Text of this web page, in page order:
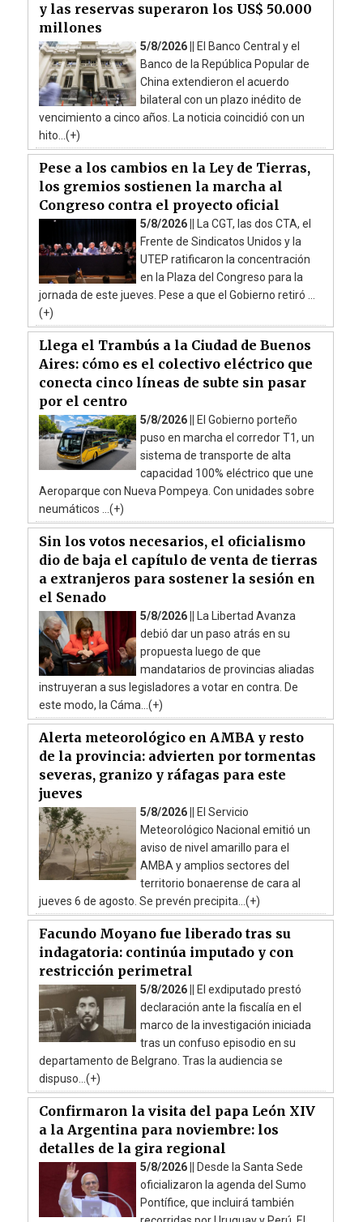
y las reservas superaron los US$ 50.000
millones
5/8/2026 ||
El Banco Central y el
Banco de la República Popular de
China extendieron el acuerdo
bilateral con un plazo inédito de
vencimiento a cinco años. La noticia coincidió con un
hito...(+)
Pese a los cambios en la Ley de Tierras,
los gremios sostienen la marcha al
Congreso contra el proyecto oficial
5/8/2026 ||
La CGT, las dos CTA, el
Frente de Sindicatos Unidos y la
UTEP ratificaron la concentración
en la Plaza del Congreso para la
jornada de este jueves. Pese a que el Gobierno retiró ...
(+)
Llega el Trambús a la Ciudad de Buenos
Aires: cómo es el colectivo eléctrico que
conecta cinco líneas de subte sin pasar
por el centro
5/8/2026 ||
El Gobierno porteño
puso en marcha el corredor T1, un
sistema de transporte de alta
capacidad 100% eléctrico que une
Aeroparque con Nueva Pompeya. Con unidades sobre
neumáticos ...(+)
Sin los votos necesarios, el oficialismo
dio de baja el capítulo de venta de tierras
a extranjeros para sostener la sesión en
el Senado
5/8/2026 ||
La Libertad Avanza
debió dar un paso atrás en su
propuesta luego de que
mandatarios de provincias aliadas
instruyeran a sus legisladores a votar en contra. De
este modo, la Cáma...(+)
Alerta meteorológico en AMBA y resto
de la provincia: advierten por tormentas
severas, granizo y ráfagas para este
jueves
5/8/2026 ||
El Servicio
Meteorológico Nacional emitió un
aviso de nivel amarillo para el
AMBA y amplios sectores del
territorio bonaerense de cara al
jueves 6 de agosto. Se prevén precipita...(+)
Facundo Moyano fue liberado tras su
indagatoria: continúa imputado y con
restricción perimetral
5/8/2026 ||
El exdiputado prestó
declaración ante la fiscalía en el
marco de la investigación iniciada
tras un confuso episodio en su
departamento de Belgrano. Tras la audiencia se
dispuso...(+)
Confirmaron la visita del papa León XIV
a la Argentina para noviembre: los
detalles de la gira regional
5/8/2026 ||
Desde la Santa Sede
oficializaron la agenda del Sumo
Pontífice, que incluirá también